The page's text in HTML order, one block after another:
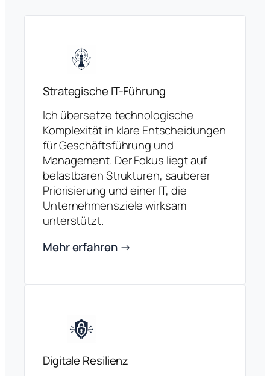
Strategische IT-Führung
Ich übersetze technologische
Komplexität in klare Entscheidungen
für Geschäftsführung und
Management. Der Fokus liegt auf
belastbaren Strukturen, sauberer
Priorisierung und einer IT, die
Unternehmensziele wirksam
unterstützt.
Mehr erfahren →
Digitale Resilienz